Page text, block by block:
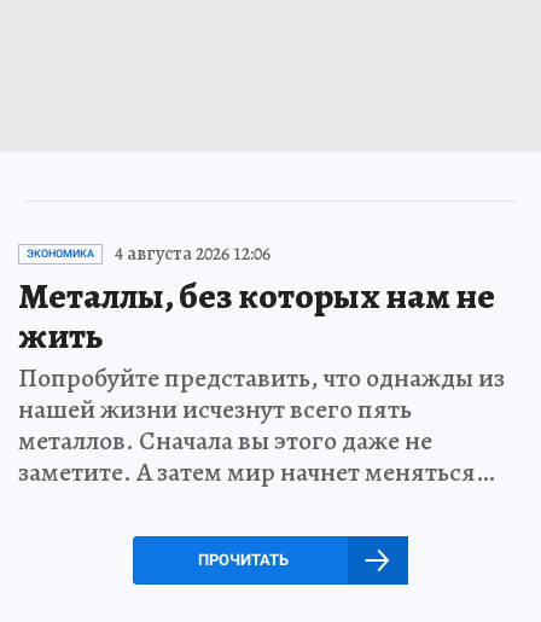
ЭКОНОМИКА 4 августа 2026 12:06
Металлы, без которых нам не
жить
Попробуйте представить, что однажды из
нашей жизни исчезнут всего пять
металлов. Сначала вы этого даже не
заметите. А затем мир начнет меняться…
ПРОЧИТАТЬ